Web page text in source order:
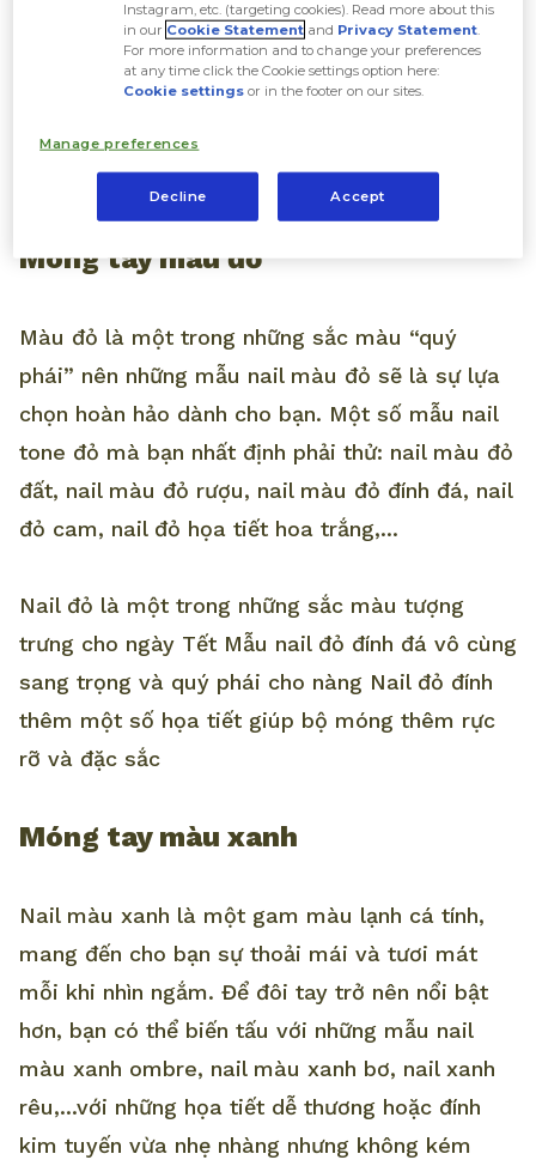
Mẫu nail trắng khá đơn giản cho những nàng
yêu thích sự thanh lịch, trẻ trung Sự trang nhã
thể hiện qua bộ nail màu trắng được các nàng
ưa chuộng Nàng có thể đính thêm đá, kim
tuyến hoặc vẽ họa tiết nổi bật cho móng
Móng tay màu đỏ
Màu đỏ là một trong những sắc màu “quý
phái” nên những mẫu nail màu đỏ sẽ là sự lựa
chọn hoàn hảo dành cho bạn. Một số mẫu nail
tone đỏ mà bạn nhất định phải thử: nail màu đỏ
đất, nail màu đỏ rượu, nail màu đỏ đính đá, nail
đỏ cam, nail đỏ họa tiết hoa trắng,...
Nail đỏ là một trong những sắc màu tượng
trưng cho ngày Tết Mẫu nail đỏ đính đá vô cùng
sang trọng và quý phái cho nàng Nail đỏ đính
thêm một số họa tiết giúp bộ móng thêm rực
rỡ và đặc sắc
Móng tay màu xanh
Nail màu xanh là một gam màu lạnh cá tính,
mang đến cho bạn sự thoải mái và tươi mát
mỗi khi nhìn ngắm. Để đôi tay trở nên nổi bật
hơn, bạn có thể biến tấu với những mẫu nail
màu xanh ombre, nail màu xanh bơ, nail xanh
rêu,...với những họa tiết dễ thương hoặc đính
kim tuyến vừa nhẹ nhàng nhưng không kém
Instagram, etc. (targeting cookies). Read more about this
in our Cookie Statement and Privacy Statement.
For more information and to change your preferences
at any time click the Cookie settings option here:
Cookie settings or in the footer on our sites.
Manage preferences
Decline Accept